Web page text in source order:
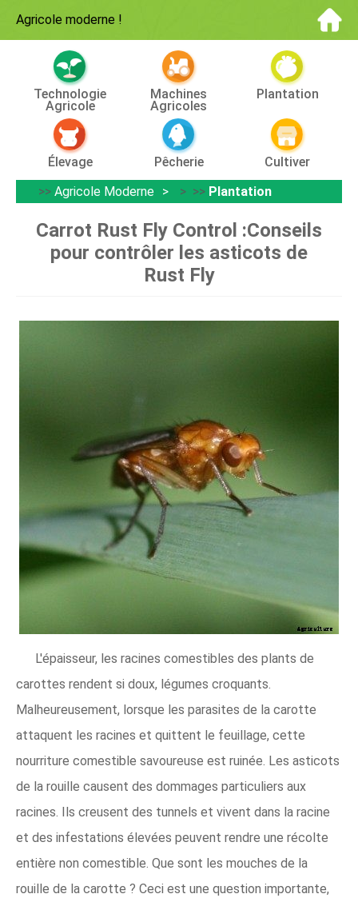
Agricole moderne !
Technologie
Agricole
Machines
Agricoles
Plantation
Élevage Pêcherie
Cultiver
>> Agricole Moderne > >> Plantation
Carrot Rust Fly Control :Conseils
pour contrôler les asticots de
Rust Fly
L'épaisseur, les racines comestibles des plants de
carottes rendent si doux, légumes croquants.
Malheureusement, lorsque les parasites de la carotte
attaquent les racines et quittent le feuillage, cette
nourriture comestible savoureuse est ruinée. Les asticots
de la rouille causent des dommages particuliers aux
racines. Ils creusent des tunnels et vivent dans la racine
et des infestations élevées peuvent rendre une récolte
entière non comestible. Que sont les mouches de la
rouille de la carotte ? Ceci est une question importante,